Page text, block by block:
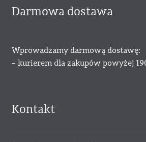
Darmowa dostawa
Wprowadzamy darmową dostawę:
– kurierem dla zakupów powyżej
Kontakt